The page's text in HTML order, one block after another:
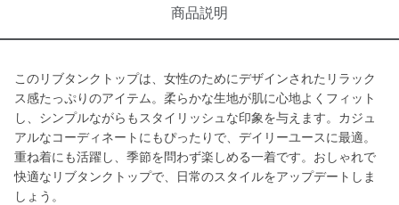
商品説明
このリブタンクトップは、女性のためにデザインされたリラック
ス感たっぷりのアイテム。柔らかな生地が肌に心地よくフィット
し、シンプルながらもスタイリッシュな印象を与えます。カジュ
アルなコーディネートにもぴったりで、デイリーユースに最適。
重ね着にも活躍し、季節を問わず楽しめる一着です。おしゃれで
快適なリブタンクトップで、日常のスタイルをアップデートしま
しょう。